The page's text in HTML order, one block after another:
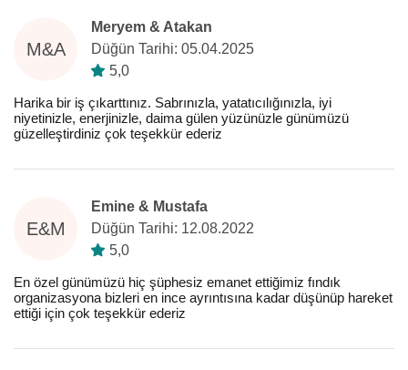
M&A
Meryem & Atakan
Düğün Tarihi: 05.04.2025
5,0
Harika bir iş çıkarttınız. Sabrınızla, yatatıcılığınızla, iyi
niyetinizle, enerjinizle, daima gülen yüzünüzle günümüzü
güzelleştirdiniz çok teşekkür ederiz
E&M
Emine & Mustafa
Düğün Tarihi: 12.08.2022
5,0
En özel günümüzü hiç şüphesiz emanet ettiğimiz fındık
organizasyona bizleri en ince ayrıntısına kadar düşünüp hareket
ettiği için çok teşekkür ederiz